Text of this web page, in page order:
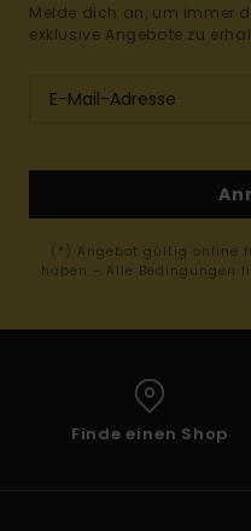
Melde dich an, um immer
exklusive Angebote zu
(*) Angebot gültig online
haben - Alle Bedingungen
Finde einen Shop